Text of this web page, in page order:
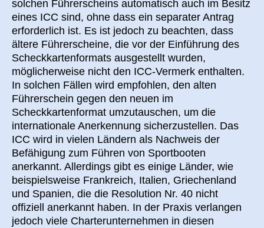
solchen Führerscheins automatisch auch im Besitz
eines ICC sind, ohne dass ein separater Antrag
erforderlich ist. Es ist jedoch zu beachten, dass
ältere Führerscheine, die vor der Einführung des
Scheckkartenformats ausgestellt wurden,
möglicherweise nicht den ICC-Vermerk enthalten.
In solchen Fällen wird empfohlen, den alten
Führerschein gegen den neuen im
Scheckkartenformat umzutauschen, um die
internationale Anerkennung sicherzustellen. Das
ICC wird in vielen Ländern als Nachweis der
Befähigung zum Führen von Sportbooten
anerkannt. Allerdings gibt es einige Länder, wie
beispielsweise Frankreich, Italien, Griechenland
und Spanien, die die Resolution Nr. 40 nicht
offiziell anerkannt haben. In der Praxis verlangen
jedoch viele Charterunternehmen in diesen